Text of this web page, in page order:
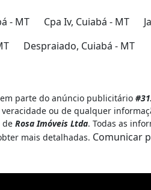
- MT Cpa Iv, Cuiabá - MT
Despraiado, Cuiabá - MT
parte do anúncio publicitário
ou de qualquer
de Rosa Imóveis Ltda. Todas as
mais detalhadas. Comunicar